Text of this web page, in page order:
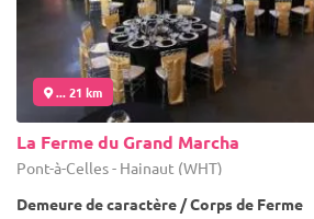
... 21 km
La Ferme du Grand Marcha
Pont-à-Celles - Hainaut (WHT)
Demeure de caractère / Corps de Ferme